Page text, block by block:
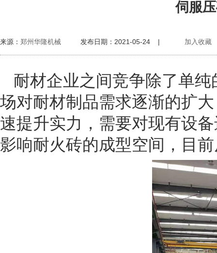
伺服
来源： 郑州华隆机械 发布日期：2021-05-24 | 加入收藏
耐材企业之间竞争除了单
场对耐材制品需求逐渐的扩
速提升实力，需要对现有设
影响耐火砖的成型空间，目